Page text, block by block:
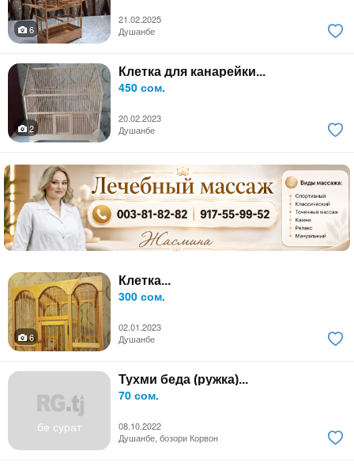
21.02.2025
6
Душанбе
Клетка для канарейки...
450 сом.
20.02.2023
2
Душанбе
Клетка...
300 сом.
02.01.2023
6
Душанбе
бе сурат
Тухми беда (ружка)...
70 сом.
08.10.2022
Душанбе, бозори Корвон